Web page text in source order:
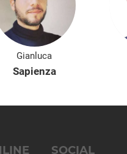
Gianluca
Sapienza
SOCIAL